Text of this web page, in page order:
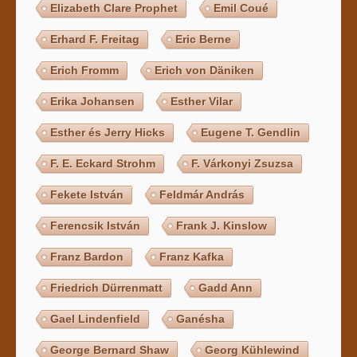
Elizabeth Clare Prophet Emil Coué
Erhard F. Freitag Eric Berne
Erich Fromm Erich von Däniken
Erika Johansen Esther Vilar
Esther és Jerry Hicks Eugene T. Gendlin
F. E. Eckard Strohm F. Várkonyi Zsuzsa
Fekete István Feldmár András
Ferencsik István Frank J. Kinslow
Franz Bardon Franz Kafka
Friedrich Dürrenmatt Gadd Ann
Gael Lindenfield Ganésha
George Bernard Shaw Georg Kühlewind